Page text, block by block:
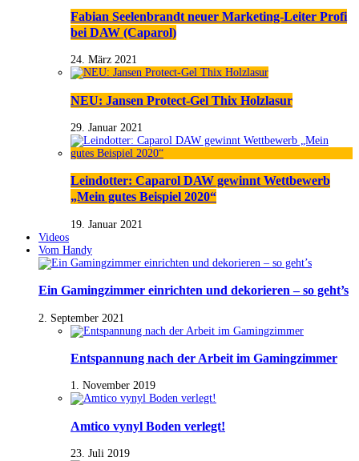
Fabian Seelenbrandt neuer Marketing-Leiter Profi
bei DAW (Caparol)
24. März 2021
NEU: Jansen Protect-Gel Thix Holzlasur
29. Januar 2021
Leindotter: Caparol DAW gewinnt Wettbewerb
„Mein gutes Beispiel 2020“
19. Januar 2021
Videos
Vom Handy
Ein Gamingzimmer einrichten und dekorieren – so geht’s
2. September 2021
Entspannung nach der Arbeit im Gamingzimmer
1. November 2019
Amtico vynyl Boden verlegt!
23. Juli 2019